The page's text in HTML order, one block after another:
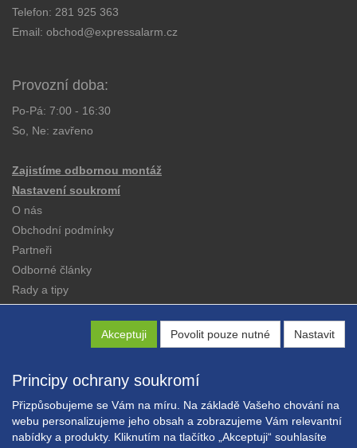
Akceptuji Povolit pouze nutné Nastavit
Principy ochrany soukromí
Přizpůsobujeme se Vám na míru. Na základě Vašeho chování na
webu personalizujeme jeho obsah a zobrazujeme Vám relevantní
nabídky a produkty. Kliknutím na tlačítko „Akceptuji“ souhlasíte
Telefon: 281 925 363
Email: obchod@expressalarm.cz
Provozní doba:
Po-Pá: 7:00 - 16:30
So, Ne: zavřeno
Zajistíme odbornou montáž
Nastavení soukromí
O nás
Obchodní podmínky
Partneři
Odborné články
Rady a tipy
Copyright © EXPRESS ALARM Czech s.r.o.